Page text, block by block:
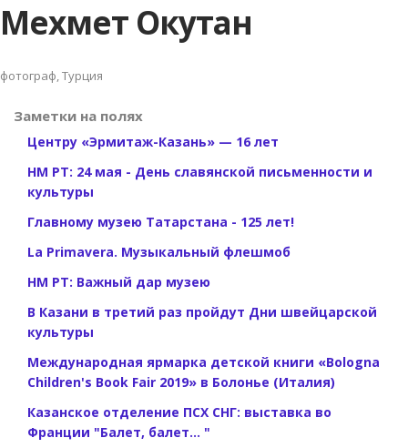
Мехмет Окутан
фотограф, Турция
Заметки на полях
Центру «Эрмитаж-Казань» — 16 лет
НМ РТ: 24 мая - День славянской письменности и
культуры
Главному музею Татарстана - 125 лет!
La Primavera. Музыкальный флешмоб
НМ РТ: Важный дар музею
В Казани в третий раз пройдут Дни швейцарской
культуры
Международная ярмарка детской книги «Bologna
Children's Book Fair 2019» в Болонье (Италия)
Казанское отделение ПСХ СНГ: выставка во
Франции "Балет, балет... "